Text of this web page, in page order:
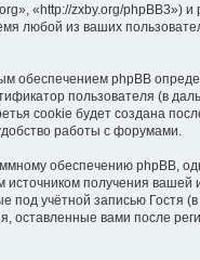
«http://zxby.org/phpBB3»)
любой из ваших
обеспечением phpBB
пользователя (в
cookie будет создана
работы с форумами.
обеспечению phpBB,
источником получения
учётной записью Гостя
оставленные вами после